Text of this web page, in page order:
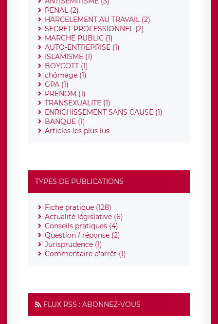
PENAL (2)
HARCELEMENT AU TRAVAIL (2)
SECRET PROFESSIONNEL (2)
MARCHE PUBLIC (1)
AUTO-ENTREPRISE (1)
ISLAMISME (1)
BOYCOTT (1)
chômage (1)
GPA (1)
PRENOM (1)
TRANSEXUALITE (1)
ENRICHISSEMENT SANS CAUSE (1)
BANQUE (1)
Articles les plus lus
TYPES DE PUBLICATIONS
Fiche pratique (128)
Actualité législative (6)
Conseils pratiques (4)
Question / réponse (2)
Jurisprudence (1)
Commentaire d'arrêt (1)
FLUX RSS : ABONNEZ-VOUS